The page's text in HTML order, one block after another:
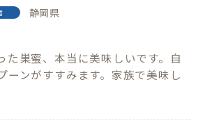
静岡県
た巣蜜、本当に美味しいです。自
ーンがすすみます。家族で美味し